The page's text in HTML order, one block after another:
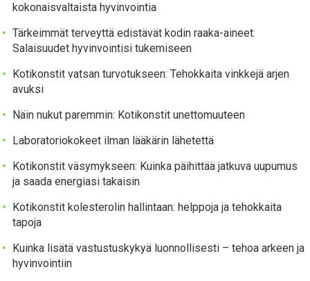
kokonaisvaltaista hyvinvointia
Tärkeimmät terveyttä edistävät kodin raaka-aineet:
Salaisuudet hyvinvointisi tukemiseen
Kotikonstit vatsan turvotukseen: Tehokkaita vinkkejä arjen
avuksi
Näin nukut paremmin: Kotikonstit unettomuuteen
Laboratoriokokeet ilman lääkärin lähetettä
Kotikonstit väsymykseen: Kuinka päihittää jatkuva uupumus
ja saada energiasi takaisin
Kotikonstit kolesterolin hallintaan: helppoja ja tehokkaita
tapoja
Kuinka lisätä vastustuskykyä luonnollisesti – tehoa arkeen ja
hyvinvointiin